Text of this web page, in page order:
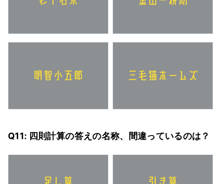
Q11: 四則計算の答えの名称、間違っているのは？